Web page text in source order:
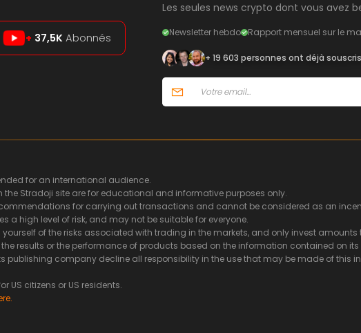
+ 37,5K Abonnés
Les seules news crypto dont vous avez
Newsletter hebdo Rapport mensuel sur le
+ 19 603 personnes ont déjà
for an international audience.
the Stradoji site are for educational and informative purposes only.
for carrying out transactions and cannot be considered as an
a high level of risk, and may not be suitable for everyone.
of the risks associated with trading in the markets, and only invest
results or the performance of products based on the information contained on its
publishing company decline all responsibility in the use that may be made of
US citizens or US residents.